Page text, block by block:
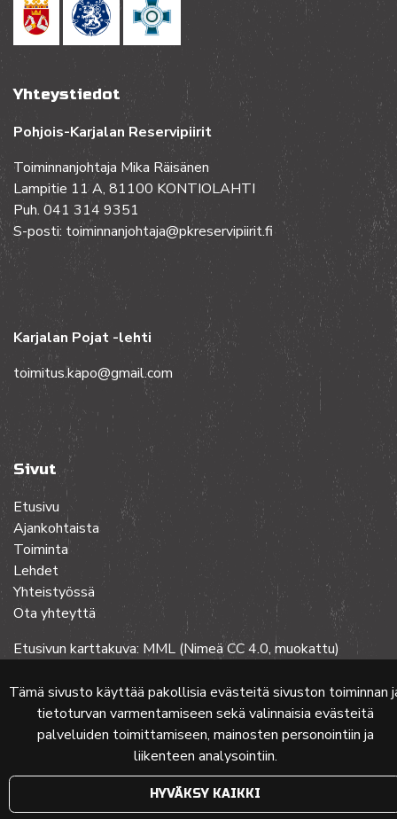
Tämä sivusto käyttää pakollisia evästeitä sivuston toiminnan
tietoturvan varmentamiseen sekä valinnaisia evästeitä
palveluiden toimittamiseen, mainosten personointiin ja
liikenteen analysointiin.
HYVÄKSY KAIKKI
Yhteystiedot
Pohjois-Karjalan Reservipiirit
Toiminnanjohtaja Mika Räisänen
Lampitie 11 A, 81100 KONTIOLAHTI
Puh. 041 314 9351
S-posti: toiminnanjohtaja@pkreservipiirit.fi
Karjalan Pojat -lehti
toimitus.kapo@gmail.com
Sivut
Etusivu
Ajankohtaista
Toiminta
Lehdet
Yhteistyössä
Ota yhteyttä
Etusivun karttakuva: MML (Nimeä CC 4.0, muokattu)
© 2024 PKMT | VerkkosivuatFlow Oy